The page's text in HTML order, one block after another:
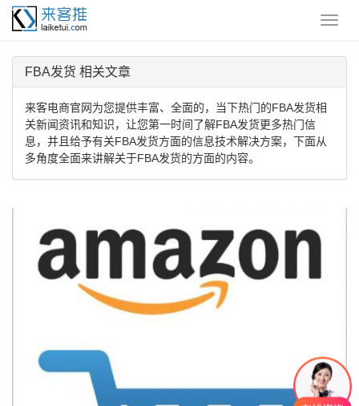
FBA发货 相关文章
来客电商官网为您提供丰富、全面的，当下热门的FBA发货相
关新闻资讯和知识，让您第一时间了解FBA发货更多热门信
息，并且给予有关FBA发货方面的信息技术解决方案，下面从
多角度全面来讲解关于FBA发货的方面的内容。